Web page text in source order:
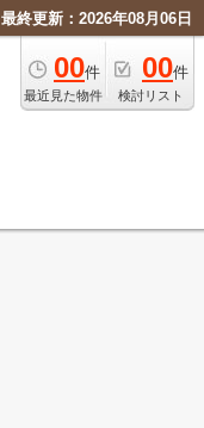
最終更新：2026年08月06日
00件
最近見た物件
00件
検討リスト